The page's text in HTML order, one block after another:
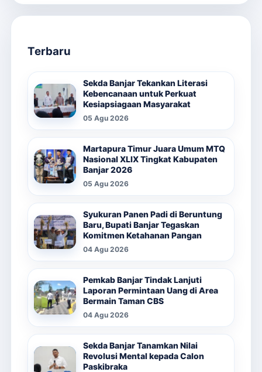
Terbaru
Sekda Banjar Tekankan Literasi
Kebencanaan untuk Perkuat
Kesiapsiagaan Masyarakat
05 Agu 2026
Martapura Timur Juara Umum MTQ
Nasional XLIX Tingkat Kabupaten
Banjar 2026
05 Agu 2026
Syukuran Panen Padi di Beruntung
Baru, Bupati Banjar Tegaskan
Komitmen Ketahanan Pangan
04 Agu 2026
Pemkab Banjar Tindak Lanjuti
Laporan Permintaan Uang di Area
Bermain Taman CBS
04 Agu 2026
Sekda Banjar Tanamkan Nilai
Revolusi Mental kepada Calon
Paskibraka